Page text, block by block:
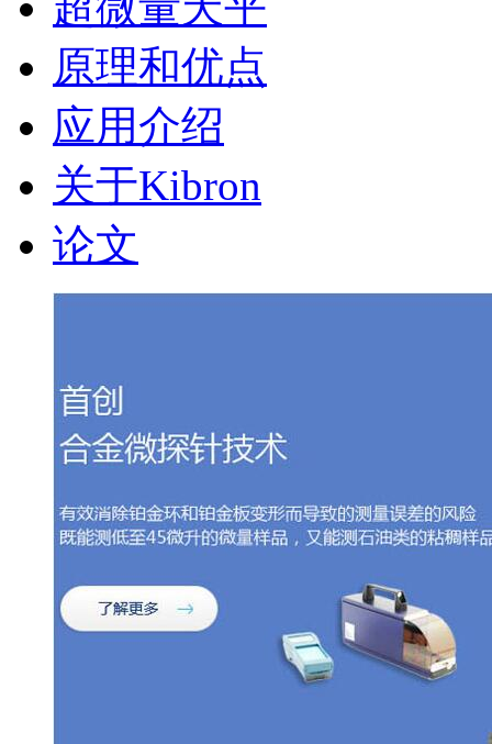
原理和优点
应用介绍
关于Kibron
论文